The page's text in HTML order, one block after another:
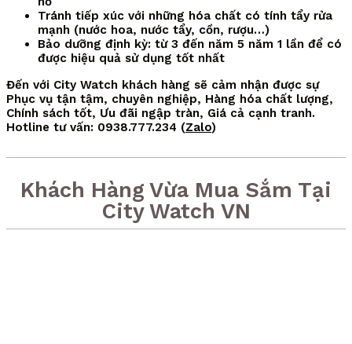
Tránh tiếp xúc với những hóa chất có tính tẩy rửa
mạnh (nước hoa, nước tẩy, cồn, rượu…)
Bảo dưỡng định kỳ: từ 3 đến năm 5 năm 1 lần để có
được hiệu quả sử dụng tốt nhất
Đến với City Watch khách hàng sẽ cảm nhận được sự
Phục vụ tận tậm, chuyên nghiệp, Hàng hóa chất lượng,
Chính sách tốt, Ưu đãi ngập tràn, Giá cả cạnh tranh.
Hotline tư vấn: 0938.777.234 (Zalo)
Khách Hàng Vừa Mua Sắm Tại
City Watch VN